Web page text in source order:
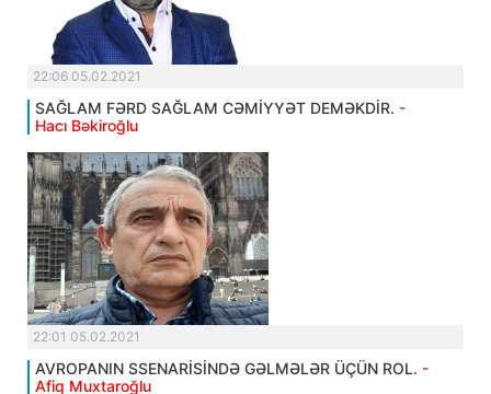
22:06 05.02.2021
SAĞLAM FƏRD SAĞLAM CƏMİYYƏT DEMƏKDİR. -
Hacı Bəkiroğlu
22:01 05.02.2021
AVROPANIN SSENARİSİNDƏ GƏLMƏLƏR ÜÇÜN ROL. -
Afiq Muxtaroğlu